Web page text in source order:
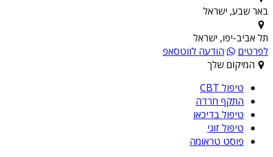
באר שבע, ישראל
תל אביב-יפו, ישראל
לפרטים
הודעה לווטסאפ
המיקום שלך
טיפול CBT
התקף חרדה
טיפול בדיכאו
טיפול זוגי
פוסט טראומה